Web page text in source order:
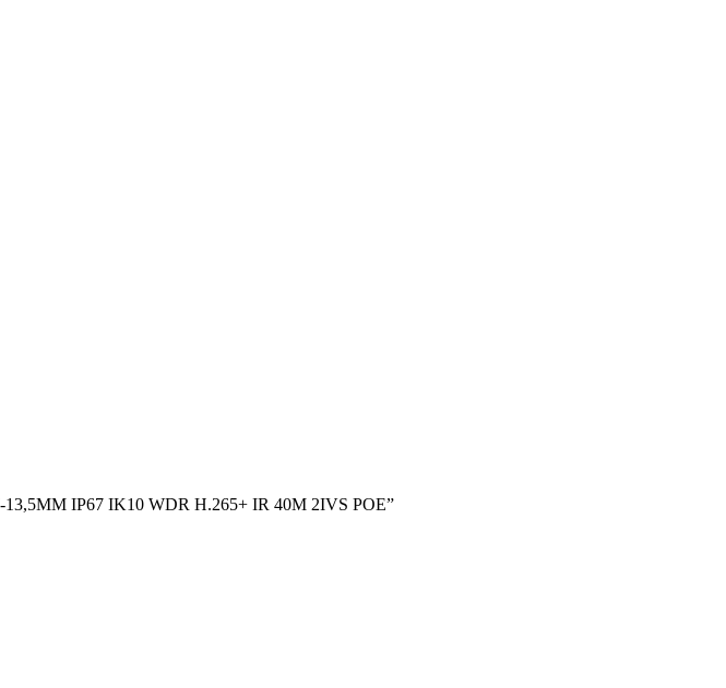
IP67 IK10 WDR H.265+ IR 40M 2IVS POE”